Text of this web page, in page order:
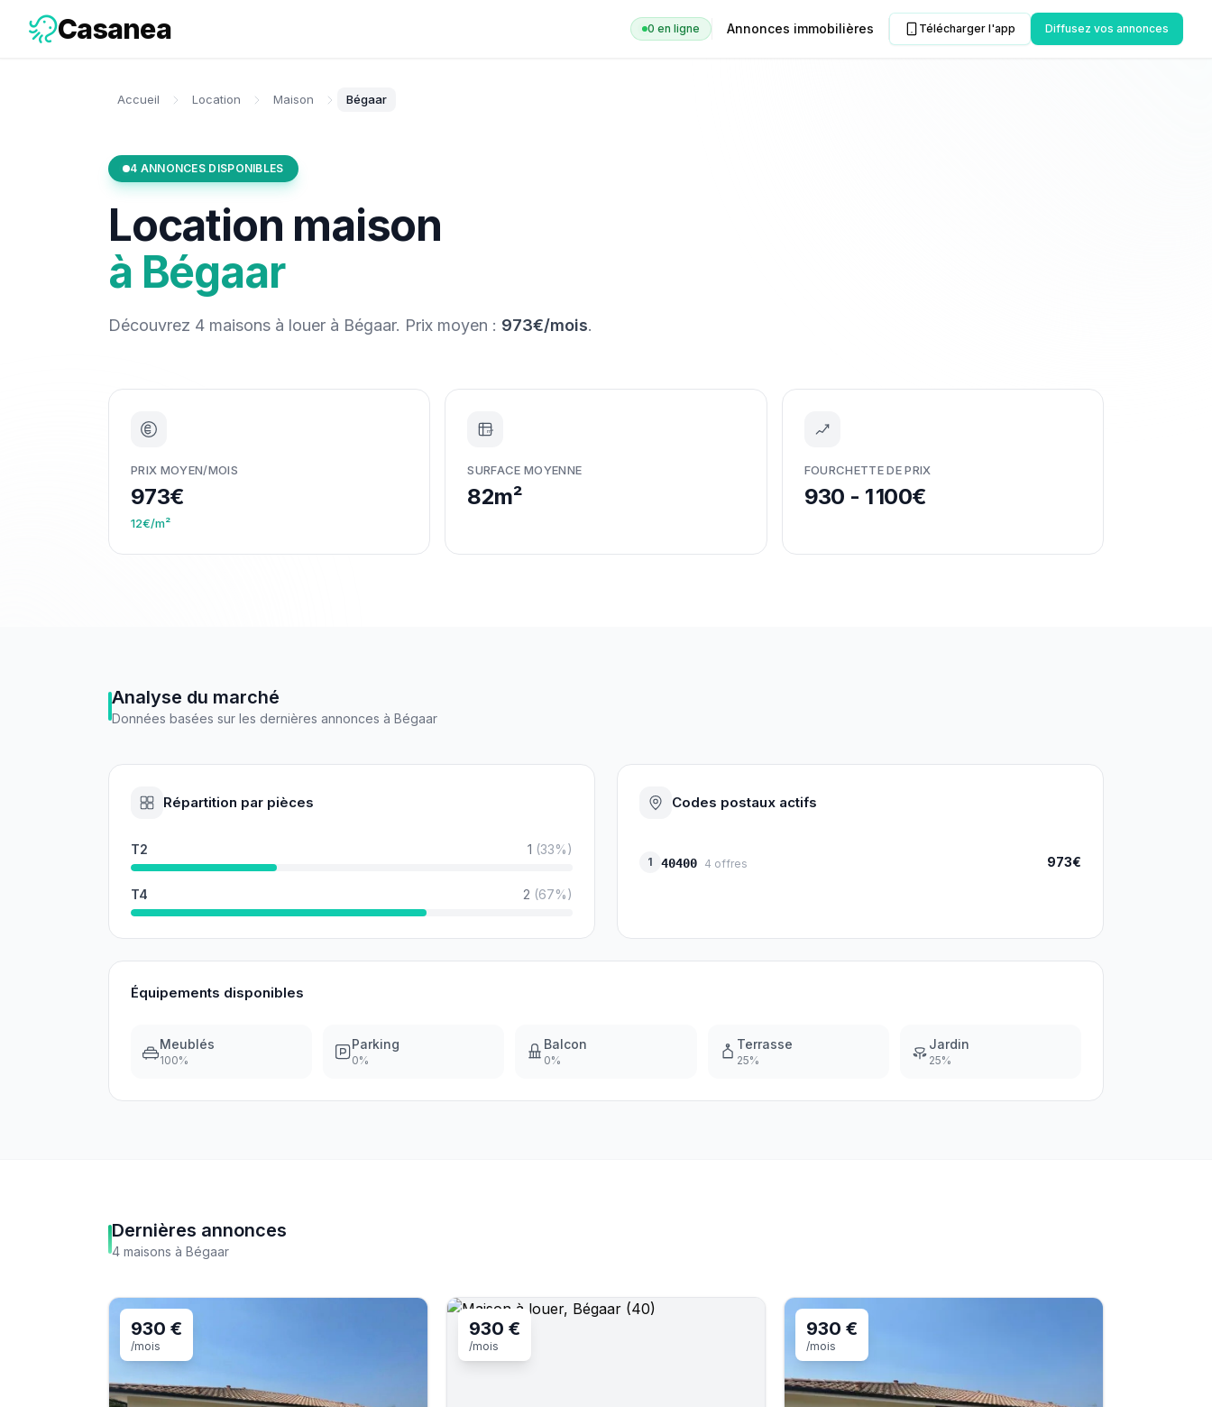
Casanea 0 en ligne Annonces immobilières Télécharger l'app Diffusez vos annonces
Accueil Location Maison Bégaar
4 ANNONCES DISPONIBLES
Location maison
à Bégaar
Découvrez 4 maisons à louer à Bégaar. Prix moyen : 973€/mois.
PRIX MOYEN/MOIS
973€
12€/m²
m²
SURFACE MOYENNE
82m²
FOURCHETTE DE PRIX
930 - 1 100€
Analyse du marché
Données basées sur les dernières annonces à Bégaar
Répartition par pièces
T2 1 (33%)
T4 2 (67%)
Codes postaux actifs
1 40400 4 offres 973€
Équipements disponibles
Meublés
100%
Parking
0%
Balcon
0%
Terrasse
25%
Jardin
25%
Dernières annonces
4 maisons à Bégaar
930 €
/mois
930 €
/mois
930 €
/mois